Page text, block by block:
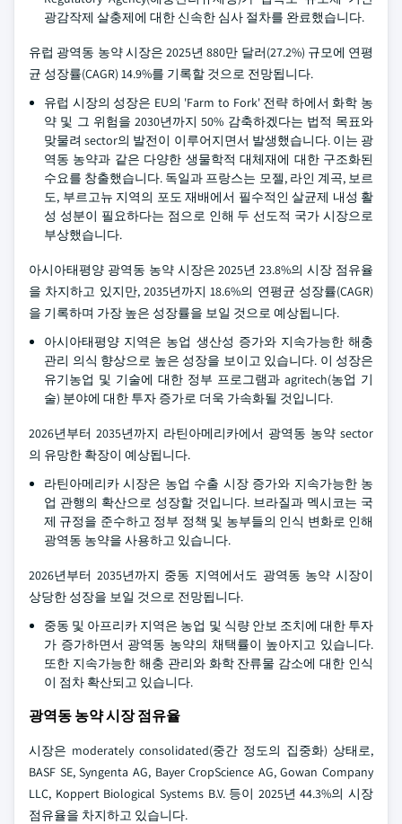
광감작제 살충제에 대한 신속한 심사 절차를 완료했습니다.
유럽 광역동 농약 시장은 2025년 880만 달러(27.2%) 규모에 연평
균 성장률(CAGR) 14.9%를 기록할 것으로 전망됩니다.
유럽 시장의 성장은 EU의 'Farm to Fork' 전략 하에서 화학 농
약 및 그 위험을 2030년까지 50% 감축하겠다는 법적 목표와
맞물려 sector의 발전이 이루어지면서 발생했습니다. 이는 광
역동 농약과 같은 다양한 생물학적 대체재에 대한 구조화된
수요를 창출했습니다. 독일과 프랑스는 모젤, 라인 계곡, 보르
도, 부르고뉴 지역의 포도 재배에서 필수적인 살균제 내성 활
성 성분이 필요하다는 점으로 인해 두 선도적 국가 시장으로
부상했습니다.
아시아태평양 광역동 농약 시장은 2025년 23.8%의 시장 점유율
을 차지하고 있지만, 2035년까지 18.6%의 연평균 성장률(CAGR)
을 기록하며 가장 높은 성장률을 보일 것으로 예상됩니다.
아시아태평양 지역은 농업 생산성 증가와 지속가능한 해충
관리 의식 향상으로 높은 성장을 보이고 있습니다. 이 성장은
유기농업 및 기술에 대한 정부 프로그램과 agritech(농업 기
술) 분야에 대한 투자 증가로 더욱 가속화될 것입니다.
2026년부터 2035년까지 라틴아메리카에서 광역동 농약 sector
의 유망한 확장이 예상됩니다.
라틴아메리카 시장은 농업 수출 시장 증가와 지속가능한 농
업 관행의 확산으로 성장할 것입니다. 브라질과 멕시코는 국
제 규정을 준수하고 정부 정책 및 농부들의 인식 변화로 인해
광역동 농약을 사용하고 있습니다.
2026년부터 2035년까지 중동 지역에서도 광역동 농약 시장이
상당한 성장을 보일 것으로 전망됩니다.
중동 및 아프리카 지역은 농업 및 식량 안보 조치에 대한 투자
가 증가하면서 광역동 농약의 채택률이 높아지고 있습니다.
또한 지속가능한 해충 관리와 화학 잔류물 감소에 대한 인식
이 점차 확산되고 있습니다.
광역동 농약 시장 점유율
시장은 moderately consolidated(중간 정도의 집중화) 상태로,
BASF SE, Syngenta AG, Bayer CropScience AG, Gowan Company
LLC, Koppert Biological Systems B.V. 등이 2025년 44.3%의 시장
점유율을 차지하고 있습니다.